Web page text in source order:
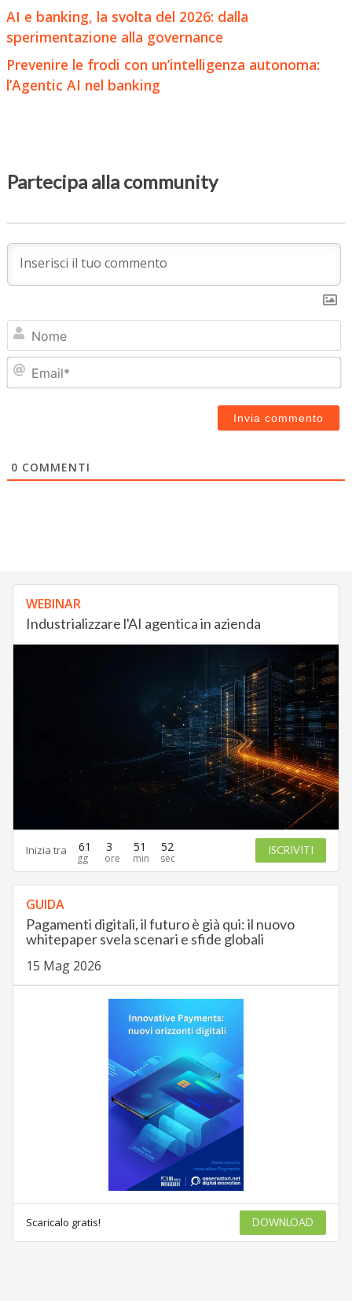
AI e banking, la svolta del 2026: dalla
sperimentazione alla governance
Prevenire le frodi con un’intelligenza autonoma:
l’Agentic AI nel banking
Partecipa alla community
0 COMMENTI
WEBINAR
Industrializzare l'AI agentica in azienda
Inizia tra 61 3 51 51 ISCRIVITI
GUIDA
Pagamenti digitali, il futuro è già qui: il nuovo
whitepaper svela scenari e sfide globali
15 Mag 2026
Scaricalo gratis! DOWNLOAD